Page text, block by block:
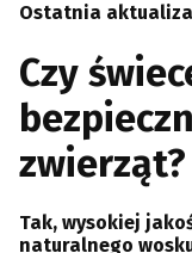
Ostatnia
Czy
zwierząt?
Tak, wysokiej
naturalnego